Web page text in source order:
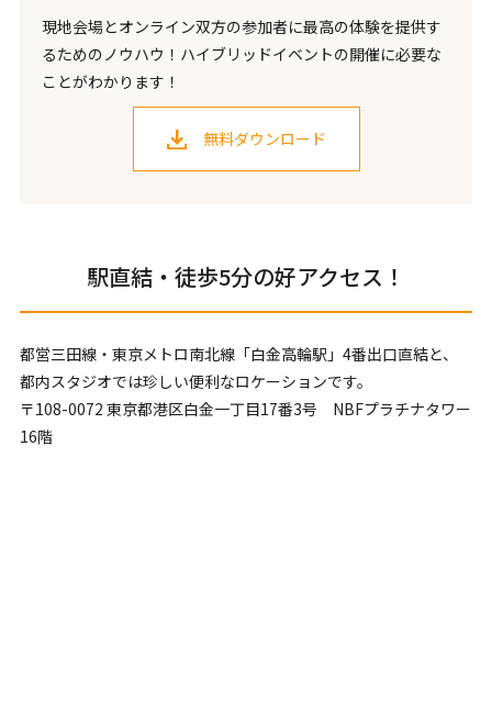
現地会場とオンライン双方の参加者に最高の体験を提供す
るためのノウハウ！ハイブリッドイベントの開催に必要な
ことがわかります！
無料ダウンロード
駅直結・徒歩5分の好アクセス！
都営三田線・東京メトロ南北線「白金高輪駅」4番出口直結と、
都内スタジオでは珍しい便利なロケーションです。
〒108-0072 東京都港区白金一丁目17番3号 NBFプラチナタワー
16階